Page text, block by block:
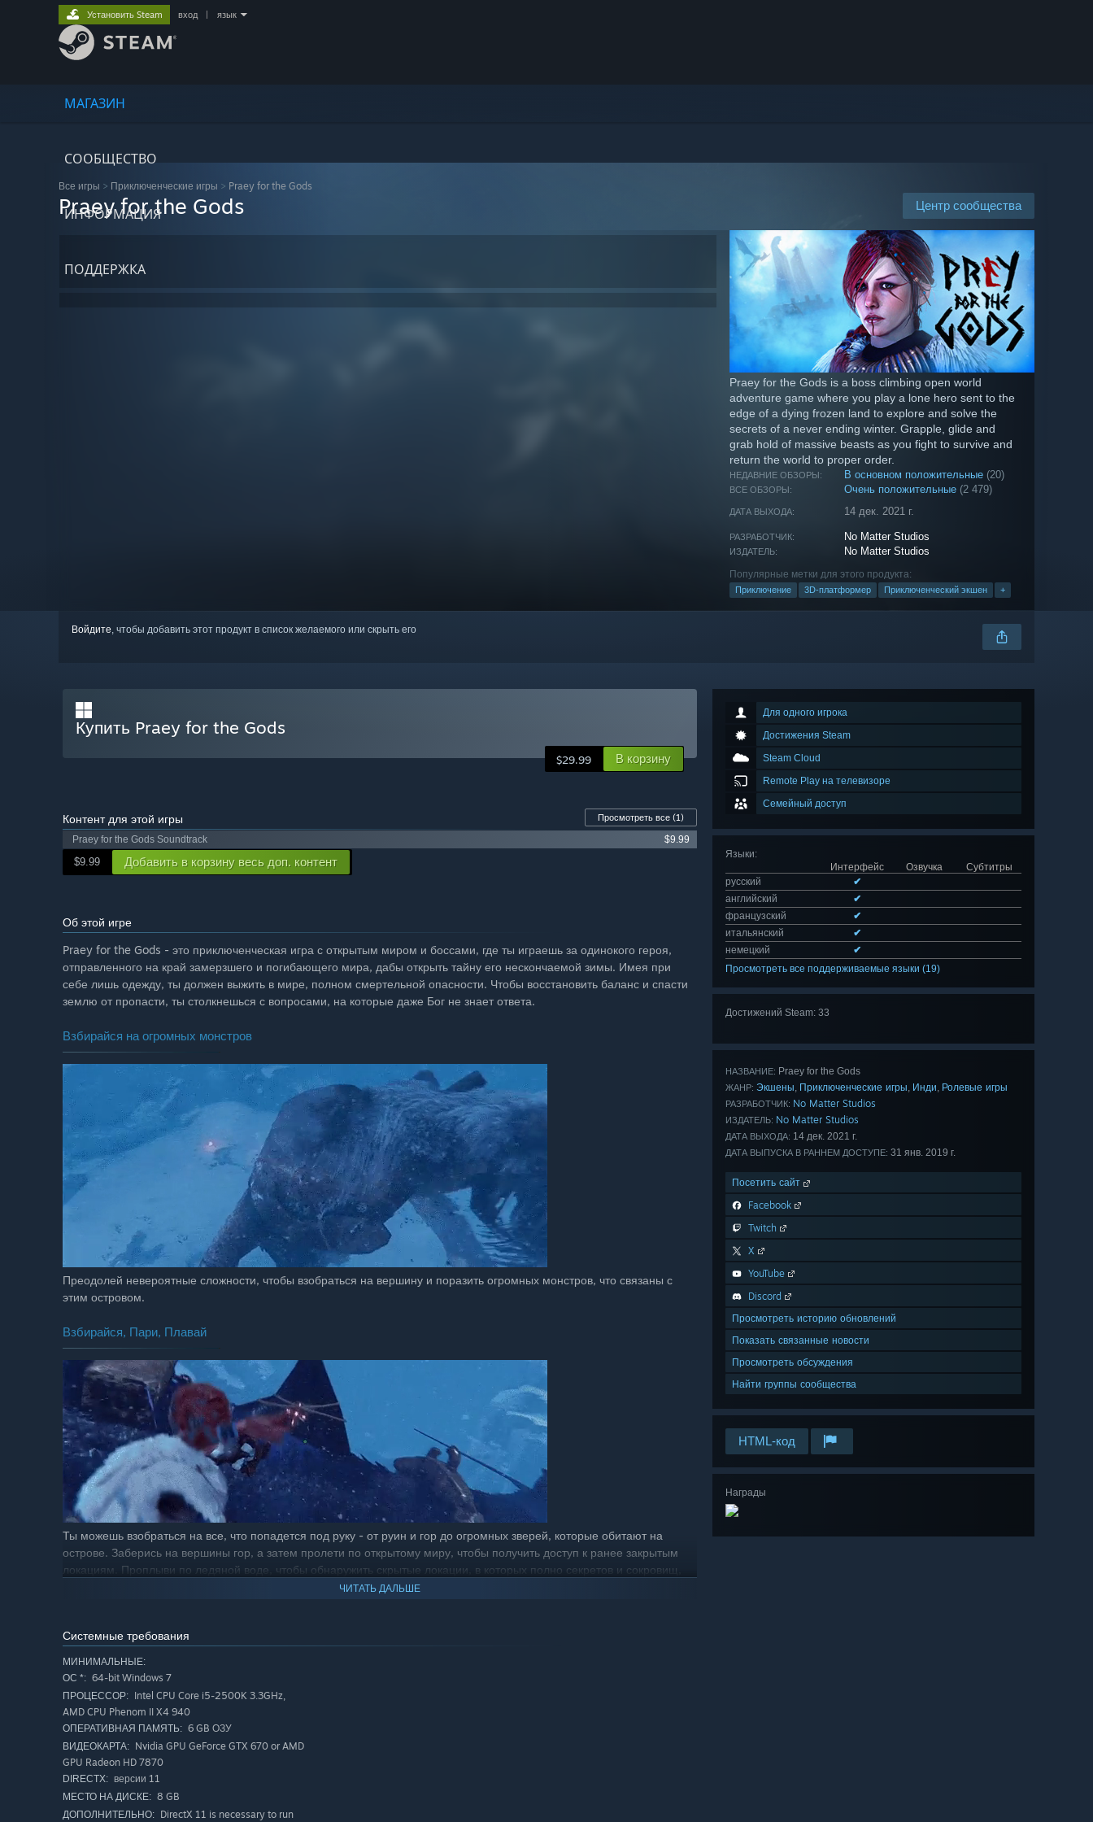
МАГАЗИН
СООБЩЕСТВО
ИНФОРМАЦИЯ
ПОДДЕРЖКА
Установить Steam вход язык
Все игры > Приключенческие игры > Praey for the Gods
Центр сообщества
Praey for the Gods
Praey for the Gods is a boss climbing open world
adventure game where you play a lone hero sent to the
edge of a dying frozen land to explore and solve the
secrets of a never ending winter. Grapple, glide and
grab hold of massive beasts as you fight to survive and
return the world to proper order.
НЕДАВНИЕ ОБЗОРЫ: В основном положительные (20)
ВСЕ ОБЗОРЫ: Очень положительные (2 479)
ДАТА ВЫХОДА: 14 дек. 2021 г.
РАЗРАБОТЧИК: No Matter Studios
ИЗДАТЕЛЬ: No Matter Studios
Популярные метки для этого продукта:
Приключение 3D-платформер Приключенческий экшен +
Войдите, чтобы добавить этот продукт в список желаемого или скрыть его
Для одного игрока
Достижения Steam
Steam Cloud
Remote Play на телевизоре
Семейный доступ
Языки:
Интерфейс
Озвучка
Субтитры
русский
✔
английский
✔
французский
✔
итальянский
✔
немецкий
✔
Просмотреть все поддерживаемые языки (19)
Достижений Steam: 33
НАЗВАНИЕ: Praey for the Gods
ЖАНР: Экшены, Приключенческие игры, Инди, Ролевые игры
РАЗРАБОТЧИК: No Matter Studios
ИЗДАТЕЛЬ: No Matter Studios
ДАТА ВЫХОДА: 14 дек. 2021 г.
ДАТА ВЫПУСКА В РАННЕМ ДОСТУПЕ: 31 янв. 2019 г.
Посетить сайт
Facebook
Twitch
X
YouTube
Discord
Просмотреть историю обновлений
Показать связанные новости
Просмотреть обсуждения
Найти группы сообщества
HTML-код
Награды
Купить Praey for the Gods
$29.99 В корзину
Контент для этой игры Просмотреть все (1)
Praey for the Gods Soundtrack
$9.99
$9.99 Добавить в корзину весь доп. контент
Об этой игре
Praey for the Gods - это приключенческая игра с открытым миром и боссами, где ты играешь за одинокого героя,
отправленного на край замерзшего и погибающего мира, дабы открыть тайну его нескончаемой зимы. Имея при
себе лишь одежду, ты должен выжить в мире, полном смертельной опасности. Чтобы восстановить баланс и спасти
землю от пропасти, ты столкнешься с вопросами, на которые даже Бог не знает ответа.
Взбирайся на огромных монстров
Преодолей невероятные сложности, чтобы взобраться на вершину и поразить огромных монстров, что связаны с
этим островом.
Взбирайся, Пари, Плавай
Ты можешь взобраться на все, что попадется под руку - от руин и гор до огромных зверей, которые обитают на
острове. Заберись на вершины гор, а затем пролети по открытому миру, чтобы получить доступ к ранее закрытым
локациям. Проплыви по ледяной воде, чтобы обнаружить скрытые локации, в которых полно секретов и сокровищ,
но не оставайся там слишком долго, иначе это плавание может стать последним.
ЧИТАТЬ ДАЛЬШЕ
Системные требования
МИНИМАЛЬНЫЕ:
ОС *: 64-bit Windows 7
ПРОЦЕССОР: Intel CPU Core i5-2500K 3.3GHz,
AMD CPU Phenom II X4 940
ОПЕРАТИВНАЯ ПАМЯТЬ: 6 GB ОЗУ
ВИДЕОКАРТА: Nvidia GPU GeForce GTX 670 or AMD
GPU Radeon HD 7870
DIRECTX: версии 11
МЕСТО НА ДИСКЕ: 8 GB
ДОПОЛНИТЕЛЬНО: DirectX 11 is necessary to run